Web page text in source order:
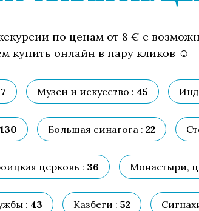
по ценам от 8 € с
купить онлайн в пару кликов ☺
Музеи и искусство : 45
130 Большая синагога : 22
церковь : 36 Монастыри,
: 43 Казбеги : 52